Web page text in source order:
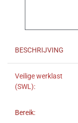
BESCHRIJVING
Veilige werklast
(SWL):
Bereik: